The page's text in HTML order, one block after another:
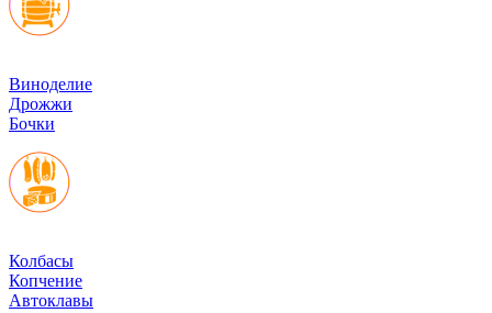
Виноделие
Дрожжи
Бочки
Колбасы
Копчение
Автоклавы